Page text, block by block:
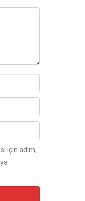
için adım,